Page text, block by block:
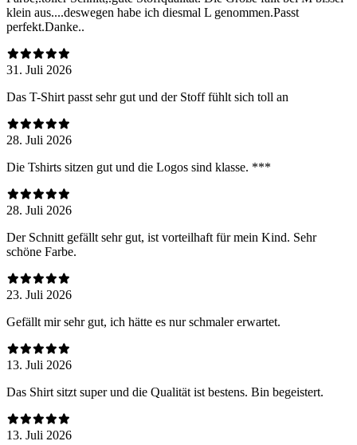
klein aus....deswegen habe ich diesmal L genommen.Passt
perfekt.Danke..
31. Juli 2026
Das T-Shirt passt sehr gut und der Stoff fühlt sich toll an
28. Juli 2026
Die Tshirts sitzen gut und die Logos sind klasse. ***
28. Juli 2026
Der Schnitt gefällt sehr gut, ist vorteilhaft für mein Kind. Sehr
schöne Farbe.
23. Juli 2026
Gefällt mir sehr gut, ich hätte es nur schmaler erwartet.
13. Juli 2026
Das Shirt sitzt super und die Qualität ist bestens. Bin begeistert.
13. Juli 2026